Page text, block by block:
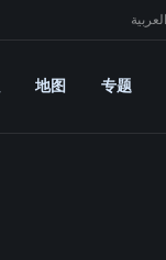
العربية
地图 专题